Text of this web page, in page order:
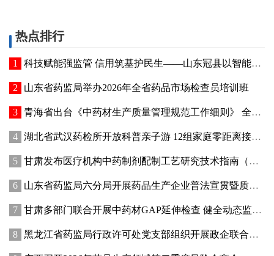
热点排行
科技赋能强监管 信用筑基护民生——山东冠县以智能管控提质“两定机构”医保服务能力
山东省药监局举办2026年全省药品市场检查员培训班
青海省出台《中药材生产质量管理规范工作细则》 全面强化中药材质量源头管控
湖北省武汉药检所开放科普亲子游 12组家庭零距离接触药品检验
甘肃发布医疗机构中药制剂配制工艺研究技术指南（试行）
山东省药监局六分局开展药品生产企业普法宣贯暨质量管理提升座谈交流活动
甘肃多部门联合开展中药材GAP延伸检查 健全动态监管机制
黑龙江省药监局行政许可处党支部组织开展政企联合主题党日活动